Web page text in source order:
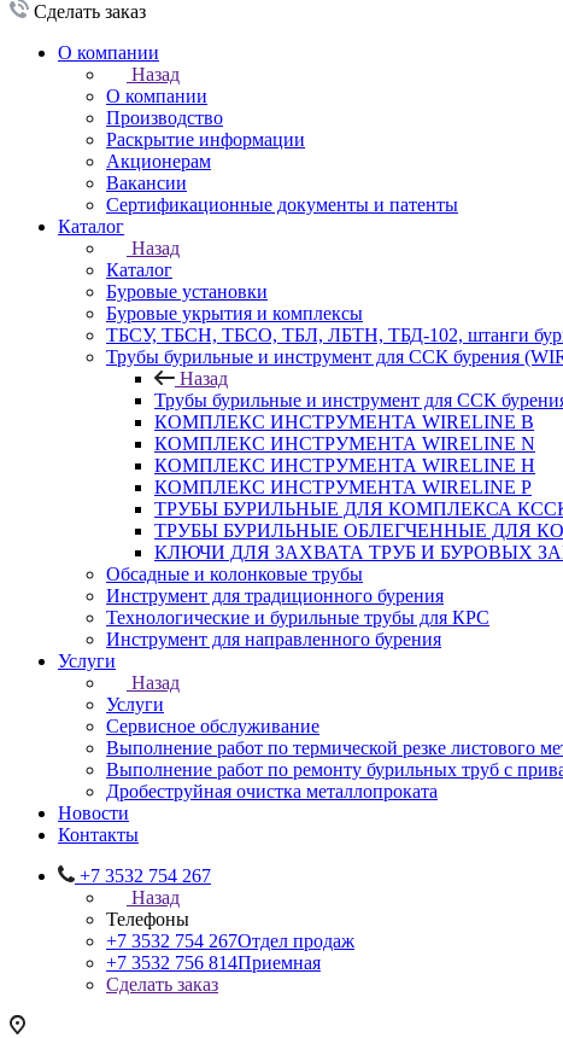
Сделать заказ
О компании
Назад
О компании
Производство
Раскрытие информации
Акционерам
Вакансии
Сертификационные документы и патенты
Каталог
Назад
Каталог
Буровые установки
Буровые укрытия и комплексы
ТБСУ, ТБСН, ТБСО, ТБЛ, ЛБТН, ТБД-102, штанги
Трубы бурильные и инструмент для ССК бурения
Назад
Трубы бурильные и инструмент для ССК
КОМПЛЕКС ИНСТРУМЕНТА WIRELINE B
КОМПЛЕКС ИНСТРУМЕНТА WIRELINE N
КОМПЛЕКС ИНСТРУМЕНТА WIRELINE H
КОМПЛЕКС ИНСТРУМЕНТА WIRELINE P
ТРУБЫ БУРИЛЬНЫЕ ДЛЯ КОМПЛЕКСА
ТРУБЫ БУРИЛЬНЫЕ ОБЛЕГЧЕННЫЕ ДЛЯ
КЛЮЧИ ДЛЯ ЗАХВАТА ТРУБ И БУРОВЫХ
Обсадные и колонковые трубы
Инструмент для традиционного бурения
Технологические и бурильные трубы для КРС
Инструмент для направленного бурения
Услуги
Назад
Услуги
Сервисное обслуживание
Выполнение работ по термической резке листового
Выполнение работ по ремонту бурильных труб с
Дробеструйная очистка металлопроката
Новости
Контакты
+7 3532 754 267
Назад
Телефоны
+7 3532 754 267Отдел продаж
+7 3532 756 814Приемная
Сделать заказ